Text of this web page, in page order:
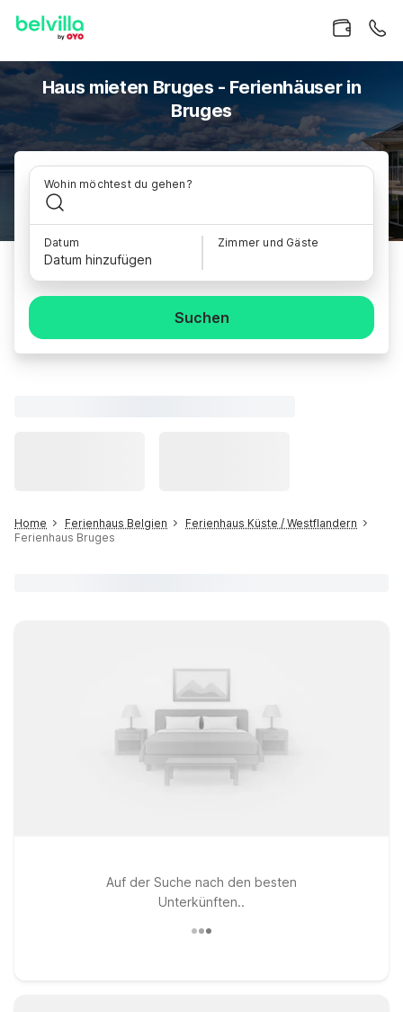
Haus mieten Bruges - Ferienhäuser in
Bruges
Wohin möchtest du gehen?
Datum
Datum hinzufügen
Zimmer und Gäste
Suchen
Home Ferienhaus Belgien
Ferienhaus Küste / Westflandern
Ferienhaus Bruges
Auf der Suche nach den besten
Unterkünften..